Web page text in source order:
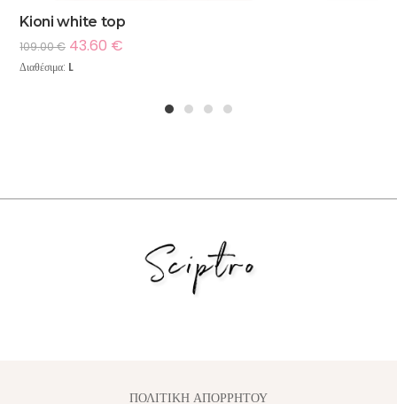
Kioni white top
109.00€ 43.60 €
Διαθέσιμα: L
ΠΟΛΙΤΙΚΗ ΑΠΟΡΡΗΤΟΥ